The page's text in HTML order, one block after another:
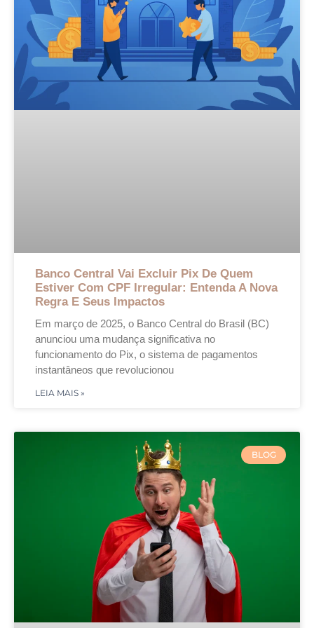
Banco Central Vai Excluir Pix De Quem
Estiver Com CPF Irregular: Entenda A Nova
Regra E Seus Impactos
Em março de 2025, o Banco Central do Brasil (BC)
anunciou uma mudança significativa no
funcionamento do Pix, o sistema de pagamentos
instantâneos que revolucionou
LEIA MAIS »
BLOG